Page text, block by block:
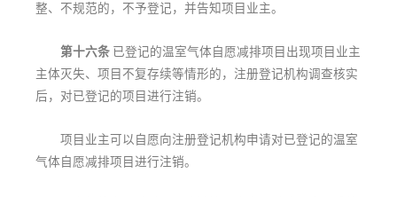
整、不规范的，不予登记，并告知项目业主。
第十六条 已登记的温室气体自愿减排项目出现项目业主
主体灭失、项目不复存续等情形的，注册登记机构调查核实
后，对已登记的项目进行注销。
项目业主可以自愿向注册登记机构申请对已登记的温室
气体自愿减排项目进行注销。